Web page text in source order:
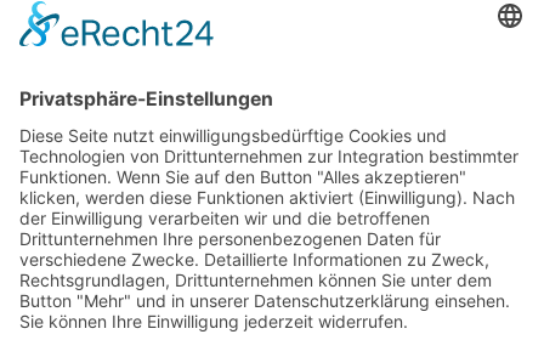
Newsletter
LogIn
Legal
Impressum
Datenschutzerklärung
Cookie-Einstellungen